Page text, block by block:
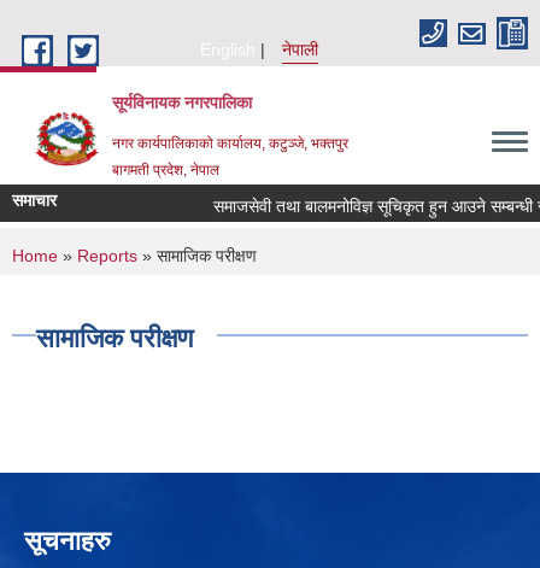
English
नेपाली
सूर्यविनायक नगरपालिका
नगर कार्यपालिकाको कार्यालय, कटुञ्जे, भक्तपुर
बागमती प्रदेश, नेपाल
समाचार समाजसेवी तथा बालमनोविज्ञ सूचिकृत हुन आउने सम्बन्धी
You are here
Home » Reports » सामाजिक परीक्षण
सामाजिक परीक्षण
सूचनाहरु